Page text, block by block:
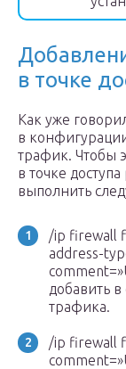
в точке
Как уже
в
трафик. Чтобы
в точке
выполнить
/ip firewall
address-
добавить
трафика.
/ip firewall